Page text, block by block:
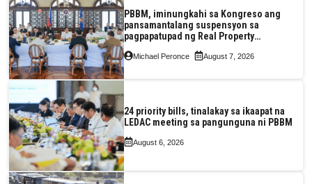
PBBM, iminungkahi sa Kongreso ang
pansamantalang suspensyon sa
pagpapatupad ng Real Property
Valuation and Assessment Reform Act
Michael Peronce August 7, 2026
24 priority bills, tinalakay sa ikaapat na
LEDAC meeting sa pangunguna ni PBBM
August 6, 2026